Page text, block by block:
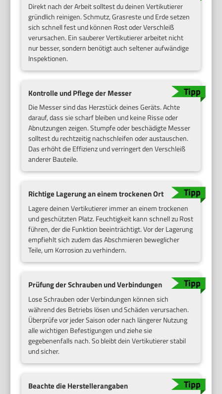
Direkt nach der Arbeit solltest du deinen Vertikutierer
gründlich reinigen. Schmutz, Grasreste und Erde setzen
sich schnell fest und können Rost oder Verschleiß
verursachen. Ein sauberer Vertikutierer arbeitet nicht
nur besser, sondern benötigt auch seltener aufwändige
Inspektionen.
Kontrolle und Pflege der Messer
Die Messer sind das Herzstück deines Geräts. Achte
darauf, dass sie scharf bleiben und keine Risse oder
Abnutzungen zeigen. Stumpfe oder beschädigte Messer
solltest du rechtzeitig nachschleifen oder austauschen.
Das erhöht die Effizienz und verringert den Verschleiß
anderer Bauteile.
Richtige Lagerung an einem trockenen Ort
Lagere deinen Vertikutierer immer an einem trockenen
und geschützten Platz. Feuchtigkeit kann schnell zu Rost
führen, der die Funktion beeinträchtigt. Vor der Lagerung
empfiehlt sich zudem das Abschmieren beweglicher
Teile, um Korrosion zu verhindern.
Prüfung der Schrauben und Verbindungen
Lose Schrauben oder Verbindungen können sich
während des Betriebs lösen und Schäden verursachen.
Überprüfe vor jeder Saison oder nach längerer Nutzung
alle wichtigen Befestigungen und ziehe sie
gegebenenfalls nach. So bleibt dein Vertikutierer stabil
und sicher.
Beachte die Herstellerangaben